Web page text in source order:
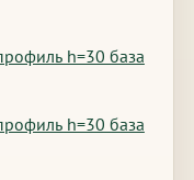
h=30 база
h=30 база